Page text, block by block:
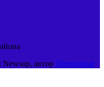
Newsup, автор Themeansar